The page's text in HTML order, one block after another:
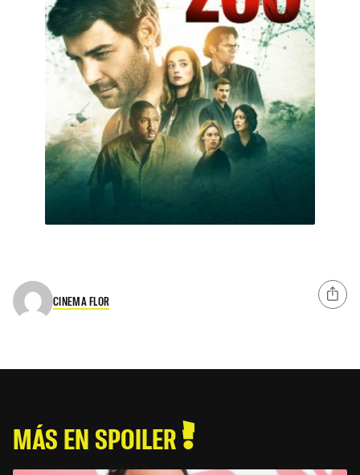
CINEMA FLOR
MÁS EN SPOILER